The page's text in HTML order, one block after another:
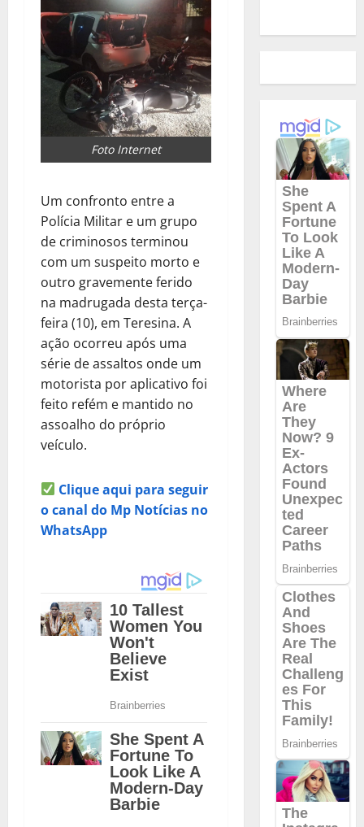
Foto Internet
Um confronto entre a
Polícia Militar e um grupo
de criminosos terminou
com um suspeito morto e
outro gravemente ferido
na madrugada desta terça-
feira (10), em Teresina. A
ação ocorreu após uma
série de assaltos onde um
motorista por aplicativo foi
feito refém e mantido no
assoalho do próprio
veículo.
Clique aqui para seguir
o canal do Mp Notícias no
WhatsApp